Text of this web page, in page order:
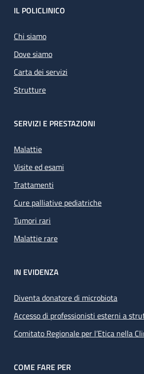
Footer
IL POLICLINICO
Chi siamo
Dove siamo
Carta dei servizi
Strutture
SERVIZI E PRESTAZIONI
Malattie
Visite ed esami
Trattamenti
Cure palliative pediatriche
Tumori rari
Malattie rare
IN EVIDENZA
Diventa donatore di microbiota
Accesso di professionisti esterni a
Comitato Regionale per l’Etica nella
COME FARE PER